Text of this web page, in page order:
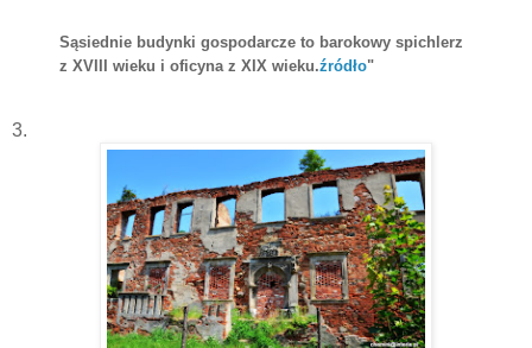
Sąsiednie budynki gospodarcze to barokowy spichlerz
z XVIII wieku i oficyna z XIX wieku.źródło"
3.